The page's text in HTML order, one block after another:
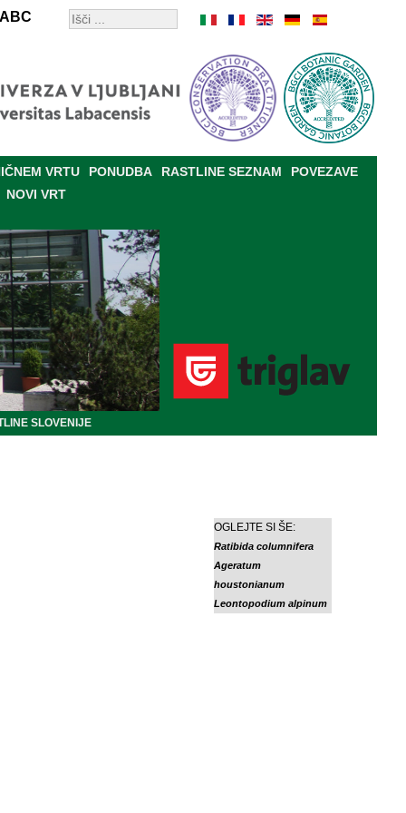
ABC
VRTU PONUDBA RASTLINE SEZNAM
POVEZAVE
NOVI VRT
SLOVENIJE
OGLEJTE SI ŠE:
Ratibida columnifera
Ageratum
houstonianum
Leontopodium alpinum